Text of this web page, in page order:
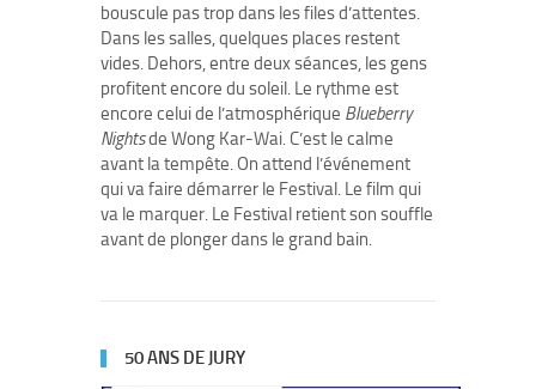
bouscule pas trop dans les files d’attentes.
Dans les salles, quelques places restent
vides. Dehors, entre deux séances, les gens
profitent encore du soleil. Le rythme est
encore celui de l’atmosphérique Blueberry
Nightsde Wong Kar-Wai. C’est le calme
avant la tempête. On attend l’événement
qui va faire démarrer le Festival. Le film qui
va le marquer. Le Festival retient son souffle
avant de plonger dans le grand bain.
50 ANS DE JURY